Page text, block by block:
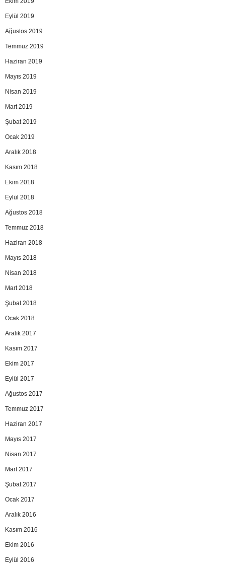
Eylül 2019
Ağustos 2019
Temmuz 2019
Haziran 2019
Mayıs 2019
Nisan 2019
Mart 2019
Şubat 2019
Ocak 2019
Aralık 2018
Kasım 2018
Ekim 2018
Eylül 2018
Ağustos 2018
Temmuz 2018
Haziran 2018
Mayıs 2018
Nisan 2018
Mart 2018
Şubat 2018
Ocak 2018
Aralık 2017
Kasım 2017
Ekim 2017
Eylül 2017
Ağustos 2017
Temmuz 2017
Haziran 2017
Mayıs 2017
Nisan 2017
Mart 2017
Şubat 2017
Ocak 2017
Aralık 2016
Kasım 2016
Ekim 2016
Eylül 2016